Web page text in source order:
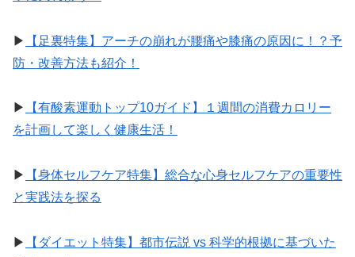
▶︎
【足裏特集】アーチの崩れが腰痛や膝痛の原因に！？予
防・改善方法も紹介！
▶︎
【有酸素運動トップ10ガイド】１週間の消費カロリー
を計画して楽しく健康生活！
▶︎
【身体セルフケア特集】総合な心身セルフケアの重要性
と実践法を探る
▶︎
【ダイエット特集】都市伝説 vs 科学的根拠に基づいた